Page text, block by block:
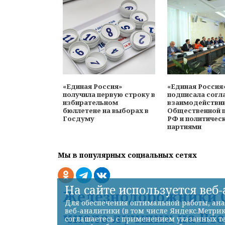
«Единая Россия»
получила первую строку в
избирательном
бюллетене на выборах в
Госдуму
«Единая
подписала
Общественной
РФ и
партиями
Мы в популярных социальных сетях
Железнодорожники
число лучших на
На сайте используется
Для обеспечения оптимальной работы,
веб-аналитики (в том числе
соглашаетесь с применением указанных